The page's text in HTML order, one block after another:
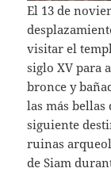
El 13 de
visitar el
siglo XV para
bronce y
las más
siguiente
ruinas
de Siam